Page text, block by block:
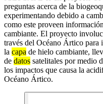
preguntas acerca de la
experimentando debido a
como este proveen
cambiante. El proyecto
través del Océano Ártico para
la capa de hielo cambiante,
de datos satelitales por medio
los impactos que causa la
Océano Ártico.